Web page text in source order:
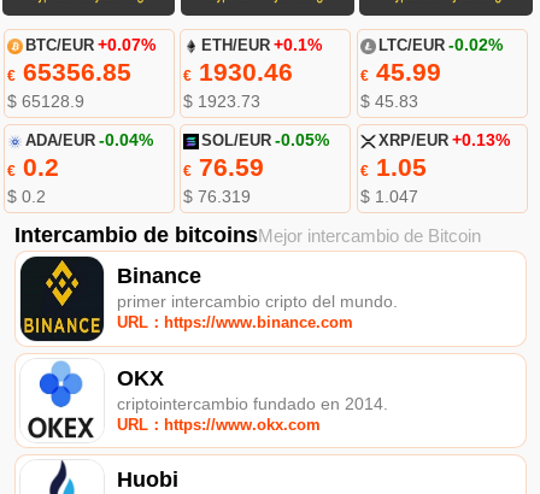
BTC/EUR +0.07%
€65356.85
$ 65128.9
ETH/EUR +0.1%
€ 1930.46
$ 1923.73
LTC/EUR -0.02%
€45.99
$ 45.83
ADA/EUR -0.04%
€0.2
$ 0.2
SOL/EUR -0.05%
€ 76.59
$ 76.319
XRP/EUR +0.13%
€1.05
$ 1.047
Intercambio de bitcoinsMejor intercambio de Bitcoin
Binance
primer intercambio cripto del mundo.
URL：https://www.binance.com
OKX
criptointercambio fundado en 2014.
URL：https://www.okx.com
Huobi